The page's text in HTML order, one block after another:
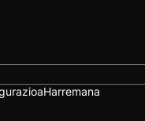
Harremana